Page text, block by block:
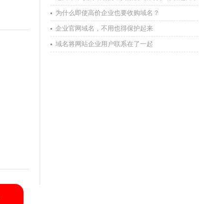
为什么即使高价企业也要收购域名？
企业官网域名，不用也得保护起来
域名将网站企业用户联系在了一起